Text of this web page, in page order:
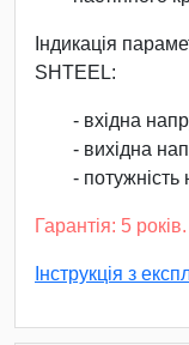
Індикація
SHTEEL:
- вхідна
- вихідна
-
Гарантія: 5 років.
Інструкція з